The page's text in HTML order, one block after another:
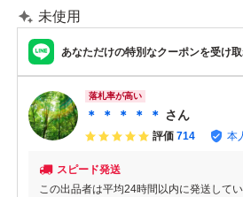
未使用
あなただけの特別なクーポンを受け
落札率が高い
＊ ＊ ＊ ＊ ＊ さん
評価 714 本
スピード発送
この出品者は平均24時間以内に発送して